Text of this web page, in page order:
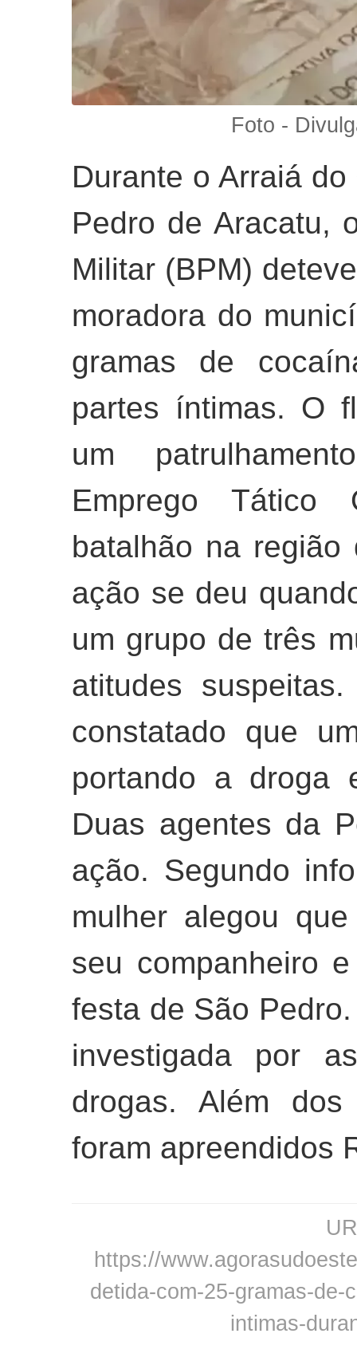
Foto -
Durante o Arraiá
Pedro de Aracatu,
Militar (BPM)
moradora do
gramas de
partes íntimas. O
um
Emprego Tático
batalhão na região
ação se deu
um grupo de três
atitudes
constatado que
portando a droga
Duas agentes da
ação. Segundo
mulher alegou
seu companheiro
festa de São
investigada por
drogas. Além dos
foram apreendidos
https://
detida-com-25-gramas-de-
intimas-